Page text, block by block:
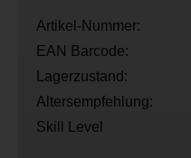
Artikel-Nummer:
EAN Barcode:
Lagerzustand:
Altersempfehlung:
Skill Level